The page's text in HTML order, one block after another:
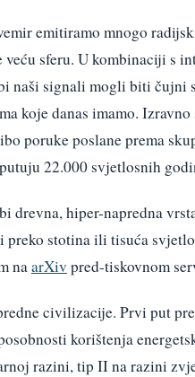
emitiramo mnogo
sferu. U kombinaciji s
naši signali mogli biti čujni
koje danas imamo. Izravno
poruke poslane prema
22.000 svjetlosnih
drevna, hiper-napredna
stotina ili tisuća
naarXiv pred-tiskovnom
civilizacije. Prvi put
korištenja
razini, tip II na razini